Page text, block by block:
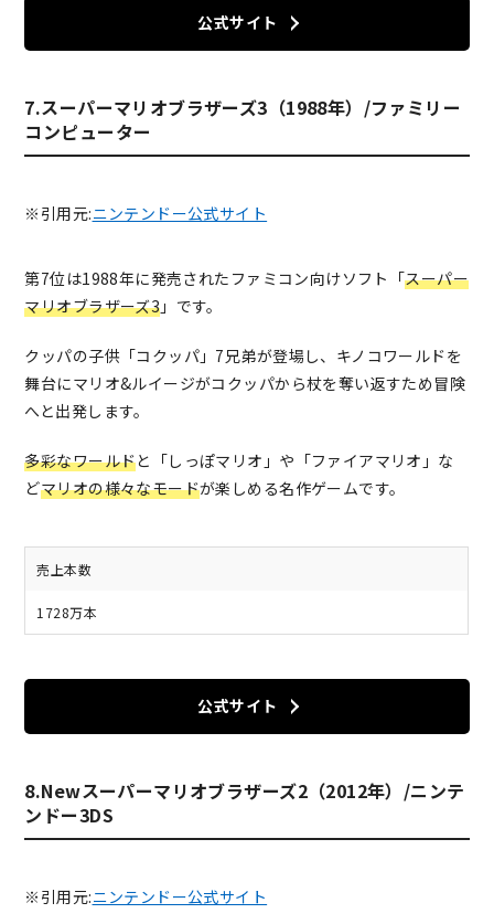
公式サイト
7.スーパーマリオブラザーズ3（1988年）/ファミリー
コンピューター
※引用元:ニンテンドー公式サイト
第7位は1988年に発売されたファミコン向けソフト「スーパー
マリオブラザーズ3 」です。
クッパの子供「コクッパ」7兄弟が登場し、キノコワールドを
舞台にマリオ&ルイージがコクッパから杖を奪い返すため冒険
へと出発します。
多彩なワールドと「しっぽマリオ」や「ファイアマリオ」な
どマリオの様々なモードが楽しめる名作ゲームです。
売上本数
1728万本
公式サイト
8.Newスーパーマリオブラザーズ2（2012年）/ニンテ
ンドー3DS
※引用元:ニンテンドー公式サイト